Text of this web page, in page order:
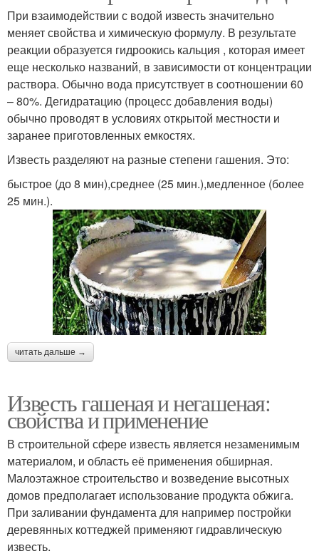
При взаимодействии с водой известь значительно
меняет свойства и химическую формулу. В результате
реакции образуется гидроокись кальция , которая имеет
еще несколько названий, в зависимости от концентрации
раствора. Обычно вода присутствует в соотношении 60
– 80%. Дегидратацию (процесс добавления воды)
обычно проводят в условиях открытой местности и
заранее приготовленных емкостях.
Известь разделяют на разные степени гашения. Это:
быстрое (до 8 мин),среднее (25 мин.),медленное (более
25 мин.).
читать дальше →
Известь гашеная и негашеная:
свойства и применение
В строительной сфере известь является незаменимым
материалом, и область её применения обширная.
Малоэтажное строительство и возведение высотных
домов предполагает использование продукта обжига.
При заливании фундамента для например постройки
деревянных коттеджей применяют гидравлическую
известь.